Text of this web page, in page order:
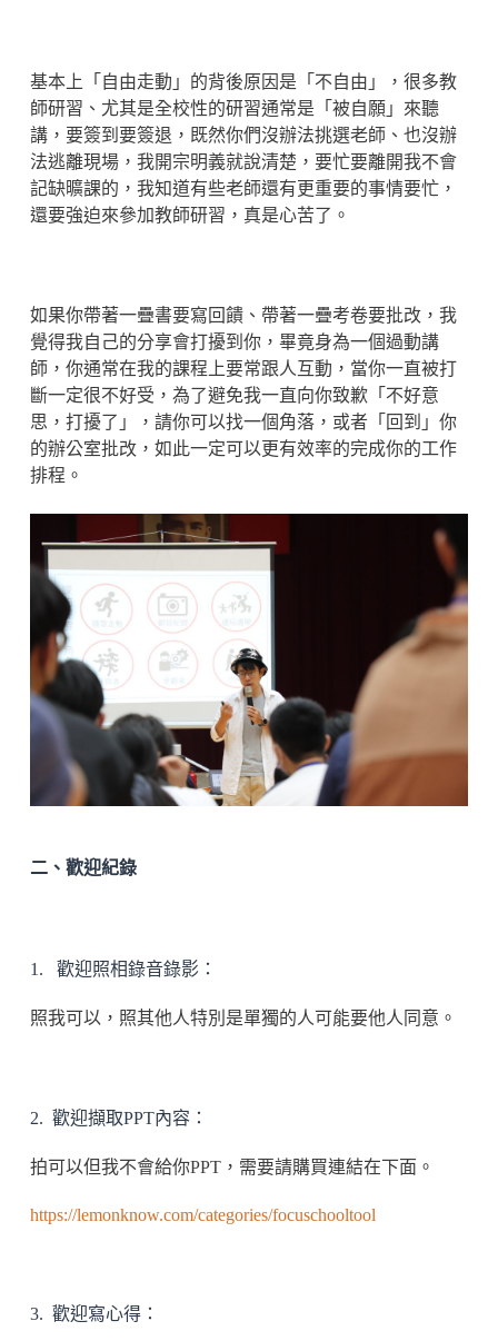
基本上「自由走動」的背後原因是「不自由」，很多教
師研習、尤其是全校性的研習通常是「被自願」來聽
講，要簽到要簽退，既然你們沒辦法挑選老師、也沒辦
法逃離現場，我開宗明義就說清楚，要忙要離開我不會
記缺曠課的，我知道有些老師還有更重要的事情要忙，
還要強迫來參加教師研習，真是心苦了。
如果你帶著一疊書要寫回饋、帶著一疊考卷要批改，我
覺得我自己的分享會打擾到你，畢竟身為一個過動講
師，你通常在我的課程上要常跟人互動，當你一直被打
斷一定很不好受，為了避免我一直向你致歉「不好意
思，打擾了」，請你可以找一個角落，或者「回到」你
的辦公室批改，如此一定可以更有效率的完成你的工作
排程。
二、歡迎紀錄
1. 歡迎照相錄音錄影：
照我可以，照其他人特別是單獨的人可能要他人同意。
2. 歡迎擷取PPT內容：
拍可以但我不會給你PPT，需要請購買連結在下面。
https://lemonknow.com/categories/focuschooltool
3. 歡迎寫心得：